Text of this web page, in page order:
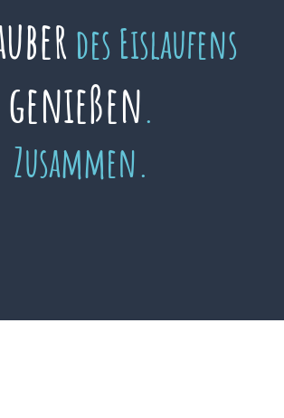
des Eislaufens
genießen.
Zusammen.